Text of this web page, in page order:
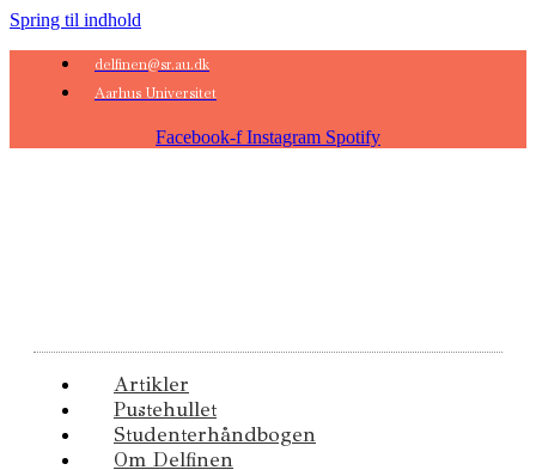
Spring til indhold
delfinen@sr.au.dk
Aarhus Universitet
Facebook-f Instagram Spotify
Artikler
Pustehullet
Studenterhåndbogen
Om Delfinen